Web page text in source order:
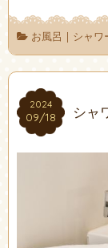
お風呂 | シャワ
2024
09/18
2024
09/18 シャ